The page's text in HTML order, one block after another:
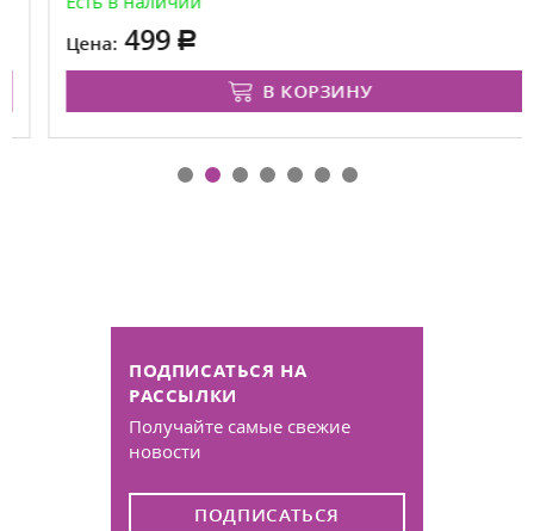
Цена: 499
В КОРЗИНУ
ПОДПИСАТЬСЯ НА
РАССЫЛКИ
Получайте самые свежие
новости
ПОДПИСАТЬСЯ